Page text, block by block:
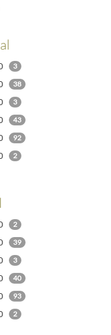
3
38
3
43
92
2
2
39
3
40
93
2